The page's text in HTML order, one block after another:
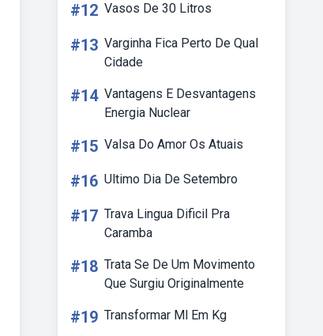
#12 Vasos De 30 Litros
#13 Varginha Fica Perto De Qual
Cidade
#14 Vantagens E Desvantagens
Energia Nuclear
#15 Valsa Do Amor Os Atuais
#16 Ultimo Dia De Setembro
#17 Trava Lingua Dificil Pra
Caramba
#18 Trata Se De Um Movimento
Que Surgiu Originalmente
#19 Transformar Ml Em Kg